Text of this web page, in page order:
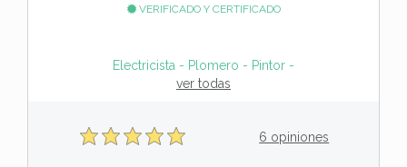
VERIFICADO Y CERTIFICADO
Electricista - Plomero - Pintor - Service Aire
ver todas
6 opiniones